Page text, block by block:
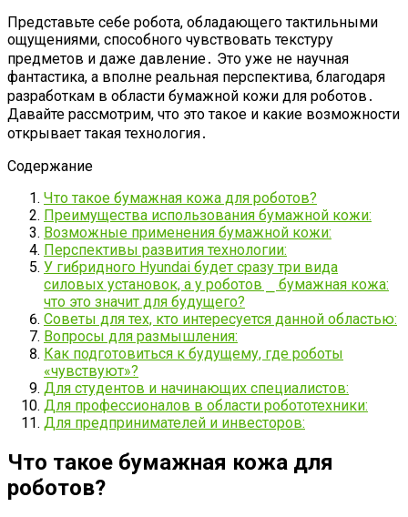
Представьте себе робота, обладающего тактильными
ощущениями, способного чувствовать текстуру
предметов и даже давление․ Это уже не научная
фантастика, а вполне реальная перспектива, благодаря
разработкам в области бумажной кожи для роботов․
Давайте рассмотрим, что это такое и какие возможности
открывает такая технология․
Содержание
Что такое бумажная кожа для роботов?
Преимущества использования бумажной кожи:
Возможные применения бумажной кожи:
Перспективы развития технологии:
У гибридного Hyundai будет сразу три вида
силовых установок, а у роботов ⎯ бумажная кожа:
что это значит для будущего?
Советы для тех, кто интересуется данной областью:
Вопросы для размышления:
Как подготовиться к будущему, где роботы
«чувствуют»?
Для студентов и начинающих специалистов:
Для профессионалов в области робототехники:
Для предпринимателей и инвесторов:
Что такое бумажная кожа для
роботов?